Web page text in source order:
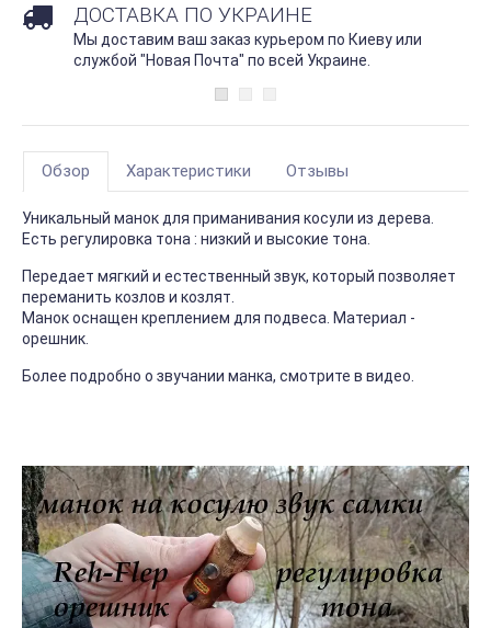
ДОСТАВКА ПО УКРАИНЕ
Мы доставим ваш заказ курьером по Киеву или
службой "Новая Почта" по всей Украине.
Обзор Характеристики Отзывы
Уникальный манок для приманивания косули из дерева.
Есть регулировка тона : низкий и высокие тона.
Передает мягкий и естественный звук, который позволяет
переманить козлов и козлят.
Манок оснащен креплением для подвеса. Материал -
орешник.
Более подробно о звучании манка, смотрите в видео.